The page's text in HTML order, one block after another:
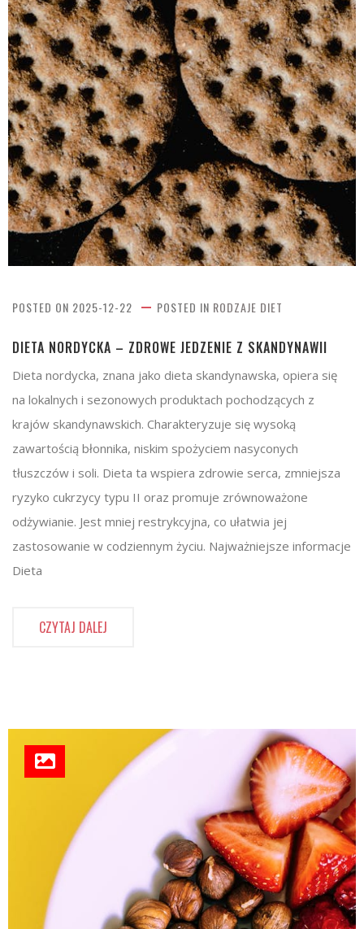
POSTED ON 2025-12-22 POSTED IN RODZAJE DIET
DIETA NORDYCKA – ZDROWE JEDZENIE Z SKANDYNAWII
Dieta nordycka, znana jako dieta skandynawska, opiera się
na lokalnych i sezonowych produktach pochodzących z
krajów skandynawskich. Charakteryzuje się wysoką
zawartością błonnika, niskim spożyciem nasyconych
tłuszczów i soli. Dieta ta wspiera zdrowie serca, zmniejsza
ryzyko cukrzycy typu II oraz promuje zrównoważone
odżywianie. Jest mniej restrykcyjna, co ułatwia jej
zastosowanie w codziennym życiu. Najważniejsze informacje
Dieta
CZYTAJ DALEJ